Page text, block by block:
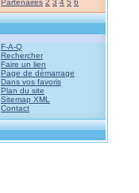
Partenaires 2 3 4 5 6
F-A-Q
Rechercher
Faire un lien
Page de démarrage
Dans vos favoris
Plan du site
Sitemap XML
Contact